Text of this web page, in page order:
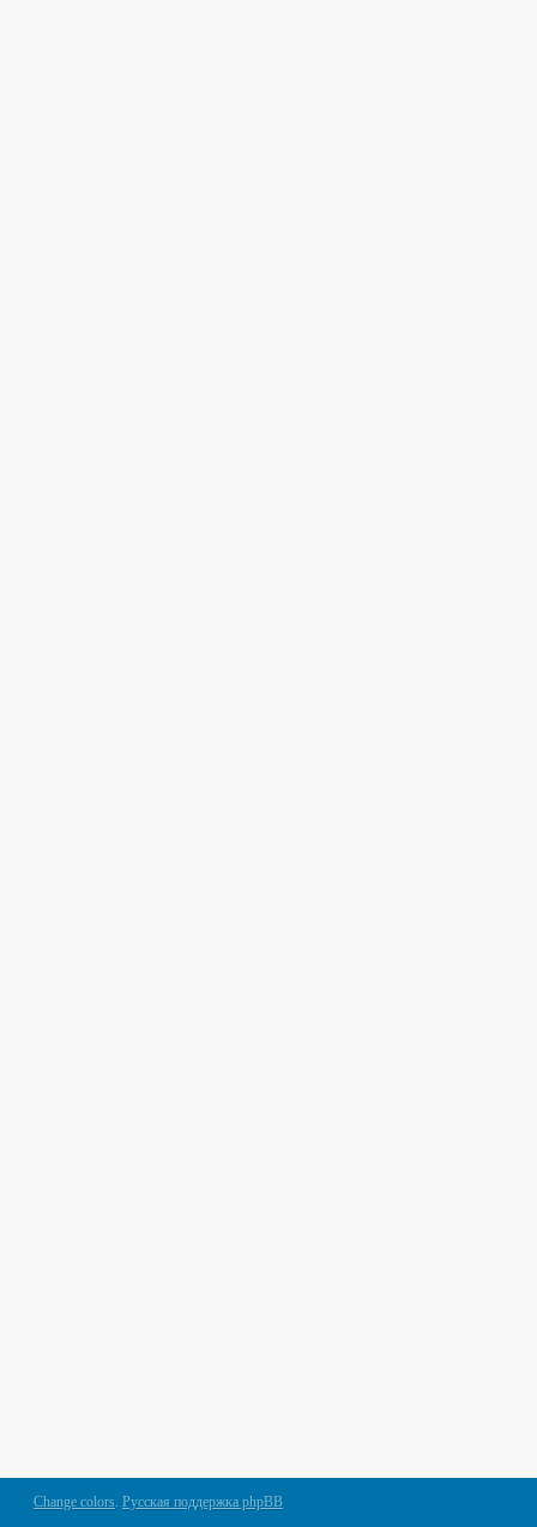
Change colors. Русская поддержка phpBB